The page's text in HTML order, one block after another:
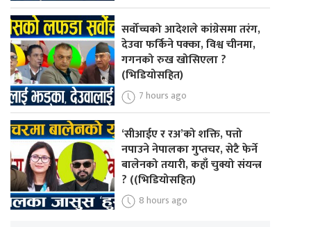
सर्वोच्चको आदेशले कांग्रेसमा तरंग,
देउवा फर्किने पक्का, विश्व चीनमा,
गगनको रुख खोसिएला ?
(भिडियोसहित)
7 hours ago
‘सीआईए र रअ’को शक्ति, पत्तो
नपाउने नेपालका गुप्तचर, सेटै फेर्ने
बालेनको तयारी, कहाँ चुक्यो संयन्त्र
? ((भिडियोसहित)
8 hours ago